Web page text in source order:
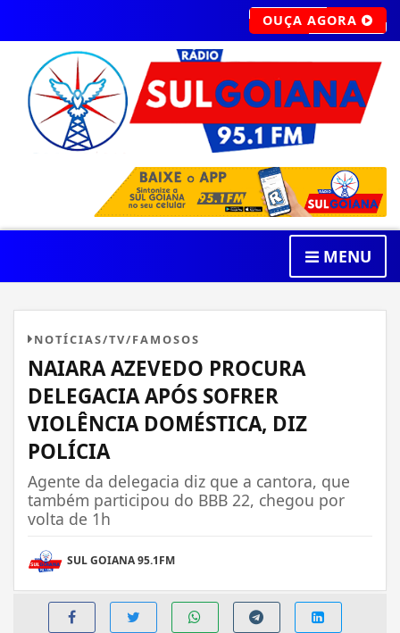
OUÇA AGORA
MENU
NOTÍCIAS/TV/FAMOSOS
NAIARA AZEVEDO PROCURA
DELEGACIA APÓS SOFRER
VIOLÊNCIA DOMÉSTICA, DIZ
POLÍCIA
Agente da delegacia diz que a cantora, que
também participou do BBB 22, chegou por
volta de 1h
SUL GOIANA 95.1FM